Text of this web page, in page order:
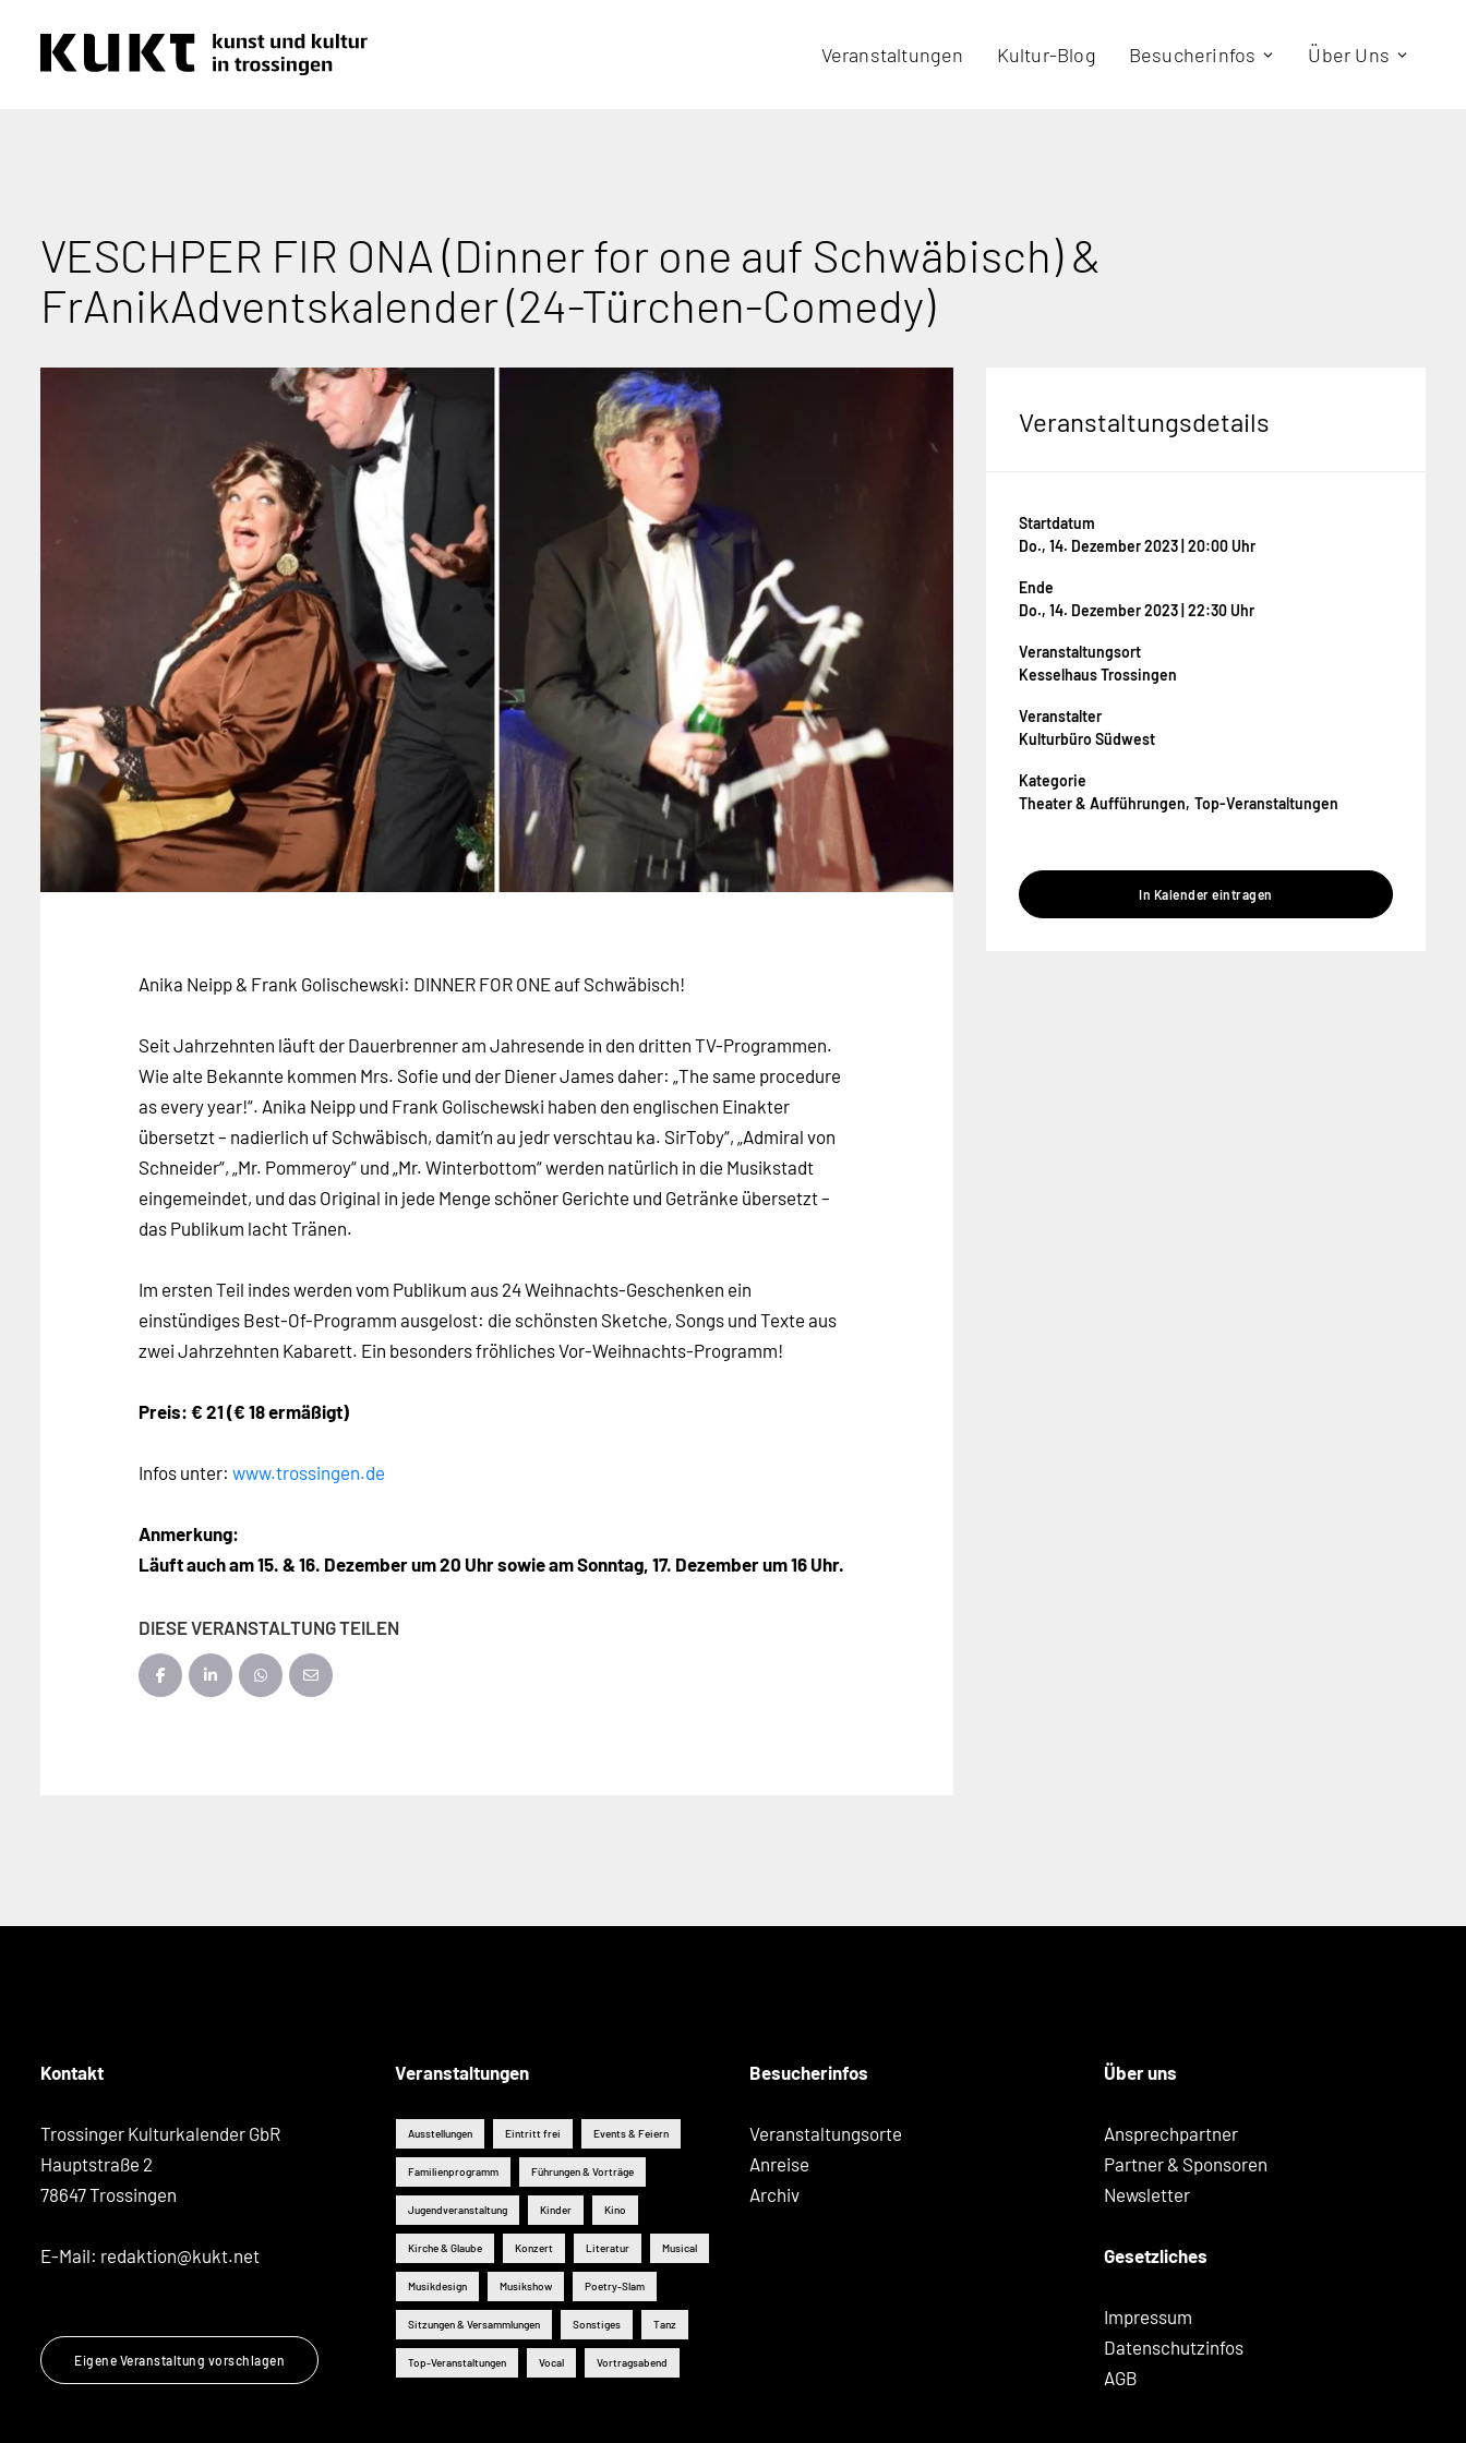
Veranstaltungen Kultur-Blog Besucherinfos Über Uns
VESCHPER FIR ONA (Dinner for one auf Schwäbisch) &
FrAnikAdventskalender (24-Türchen-Comedy)
Anika Neipp & Frank Golischewski: DINNER FOR ONE auf Schwäbisch!
Seit Jahrzehnten läuft der Dauerbrenner am Jahresende in den dritten TV-Programmen.
Wie alte Bekannte kommen Mrs. Sofie und der Diener James daher: „The same procedure
as every year!“. Anika Neipp und Frank Golischewski haben den englischen Einakter
übersetzt – nadierlich uf Schwäbisch, damit’n au jedr verschtau ka. SirToby“, „Admiral von
Schneider“, „Mr. Pommeroy“ und „Mr. Winterbottom“ werden natürlich in die Musikstadt
eingemeindet, und das Original in jede Menge schöner Gerichte und Getränke übersetzt –
das Publikum lacht Tränen.
Im ersten Teil indes werden vom Publikum aus 24 Weihnachts-Geschenken ein
einstündiges Best-Of-Programm ausgelost: die schönsten Sketche, Songs und Texte aus
zwei Jahrzehnten Kabarett. Ein besonders fröhliches Vor-Weihnachts-Programm!
Preis: € 21 (€ 18 ermäßigt)
Infos unter: www.trossingen.de
Anmerkung:
Läuft auch am 15. & 16. Dezember um 20 Uhr sowie am Sonntag, 17. Dezember um 16 Uhr.
DIESE VERANSTALTUNG TEILEN
Veranstaltungsdetails
Startdatum
Do., 14. Dezember 2023 | 20:00 Uhr
Ende
Do., 14. Dezember 2023 | 22:30 Uhr
Veranstaltungsort
Kesselhaus Trossingen
Veranstalter
Kulturbüro Südwest
Kategorie
Theater & Aufführungen Top-Veranstaltungen
In Kalender eintragen
Kontakt
Trossinger Kulturkalender GbR
Hauptstraße 2
78647 Trossingen
E-Mail: redaktion@kukt.net
Eigene Veranstaltung vorschlagen
Veranstaltungen
Ausstellungen Eintritt frei Events & Feiern
Familienprogramm Führungen & Vorträge
Jugendveranstaltung Kinder Kino
Kirche & Glaube Konzert Literatur Musical
Musikdesign Musikshow Poetry-Slam
Sitzungen & Versammlungen Sonstiges Tanz
Top-Veranstaltungen Vocal Vortragsabend
Besucherinfos
Veranstaltungsorte
Anreise
Archiv
Über uns
Ansprechpartner
Partner & Sponsoren
Newsletter
Gesetzliches
Impressum
Datenschutzinfos
AGB